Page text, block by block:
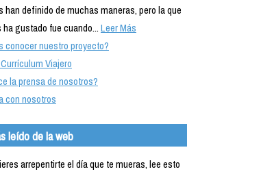
han definido de muchas maneras, pero la que
gustado fue cuando...Leer Más
conocer nuestro proyecto?
Viajero
la prensa de nosotros?
con nosotros
leído de la web
arrepentirte el día que te mueras, lee esto